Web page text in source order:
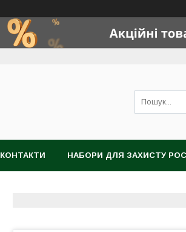
КОНТАКТИ НАБОРИ ДЛЯ ЗАХИСТУ